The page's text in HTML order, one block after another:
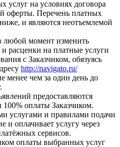
услуг на условиях договора
оферты. Перечень платных
и являются неотъемлемой
любой момент изменить
расценки на платные услуги
с Заказчиком, обязуясь
http://navigato.ru/
менее чем за один день до
предоставляются
оплаты Заказчиком.
услугами и правилами подачи
и оплачивает услугу через
сервисов.
оплаты выбранных услуг